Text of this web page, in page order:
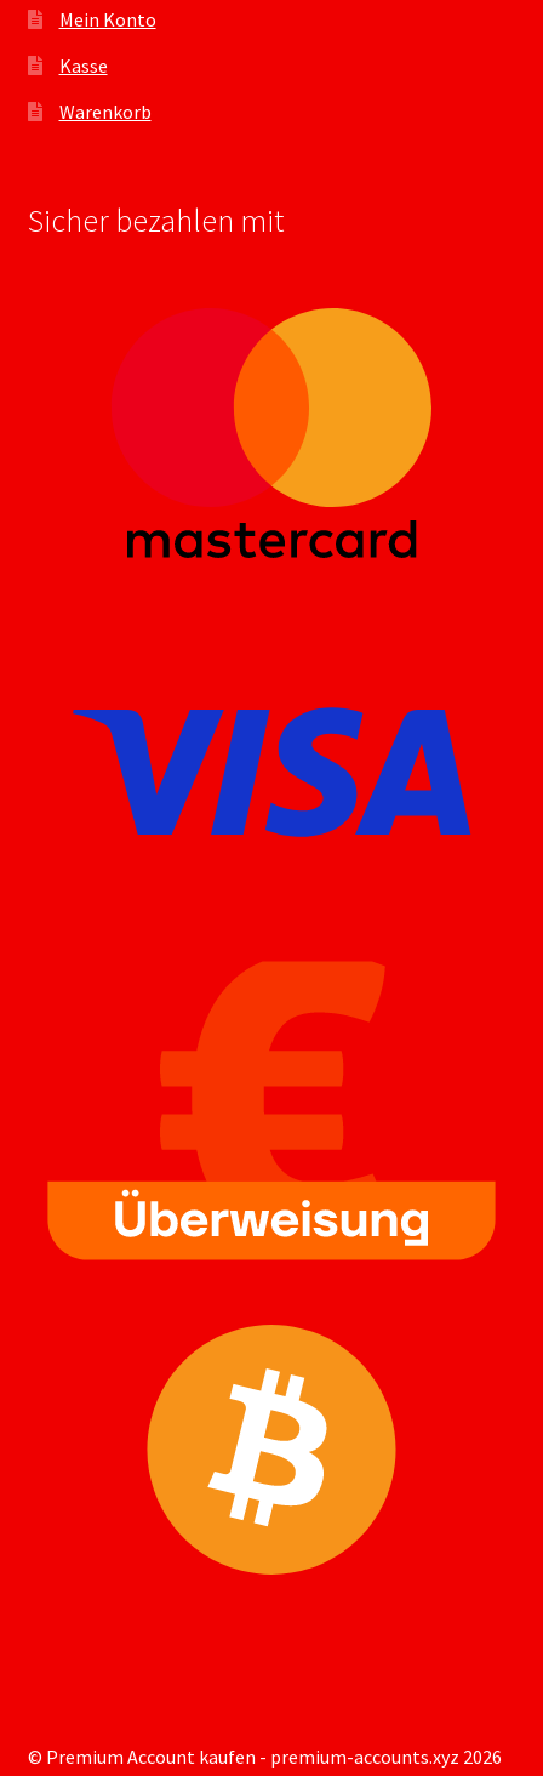
Mein Konto
Kasse
Warenkorb
Sicher bezahlen mit
© Premium Account kaufen - premium-accounts.xyz 2026